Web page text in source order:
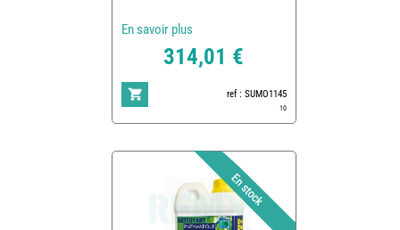
En savoir plus
314,01 €
ref : SUMO1145
10